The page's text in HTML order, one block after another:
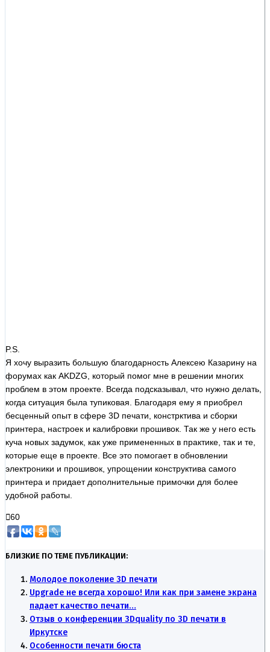
P.S.
Я хочу выразить большую благодарность Алексею Казарину на
форумах как AKDZG, который помог мне в решении многих
проблем в этом проекте. Всегда подсказывал, что нужно делать,
когда ситуация была тупиковая. Благодаря ему я приобрел
бесценный опыт в сфере 3D печати, констрктива и сборки
принтера, настроек и калибровки прошивок. Так же у него есть
куча новых задумок, как уже примененных в практике, так и те,
которые еще в проекте. Все это помогает в обновлении
электроники и прошивок, упрощении конструктива самого
принтера и придает дополнительные примочки для более
удобной работы.
60
БЛИЗКИЕ ПО ТЕМЕ ПУБЛИКАЦИИ:
Молодое поколение 3D печати
Upgrade не всегда хорошо! Или как при замене экрана
падает качество печати…
Отзыв о конференции 3Dquality по 3D печати в
Иркутске
Особенности печати бюста